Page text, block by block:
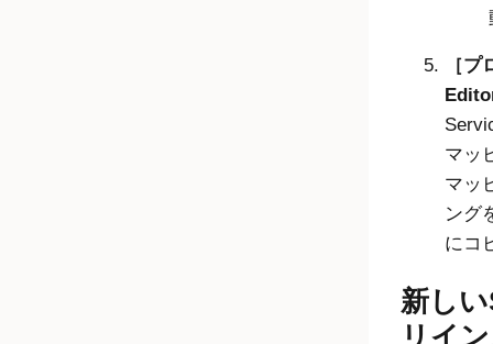
プ
マッ
マッ
ング
にコ
新し
リイ